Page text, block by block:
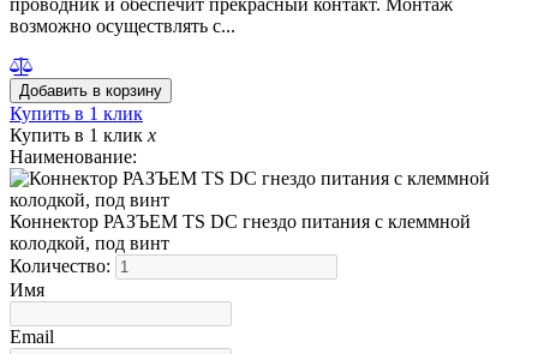
возможно осуществлять с...
Купить в 1 клик
Купить в 1 клик x
Наименование:
Коннектор РАЗЪЕМ TS DC гнездо питания с клеммной
колодкой, под винт
Количество:
Имя
Email